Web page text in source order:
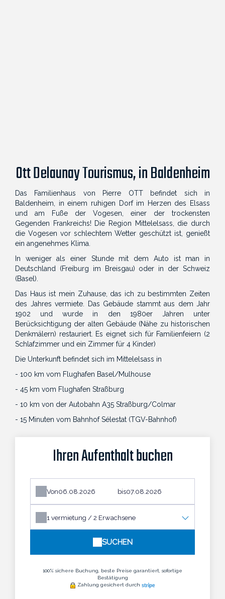
Ott Delaunay Tourismus, in Baldenheim
Das Familienhaus von Pierre OTT befindet sich in
Baldenheim, in einem ruhigen Dorf im Herzen des Elsass
und am Fuße der Vogesen, einer der trockensten
Gegenden Frankreichs! Die Region Mittelelsass, die durch
die Vogesen vor schlechtem Wetter geschützt ist, genießt
ein angenehmes Klima.
In weniger als einer Stunde mit dem Auto ist man in
Deutschland (Freiburg im Breisgau) oder in der Schweiz
(Basel).
Das Haus ist mein Zuhause, das ich zu bestimmten Zeiten
des Jahres vermiete. Das Gebäude stammt aus dem Jahr
1902 und wurde in den 1980er Jahren unter
Berücksichtigung der alten Gebäude (Nähe zu historischen
Denkmälern) restauriert. Es eignet sich für Familienfeiern (2
Schlafzimmer und ein Zimmer für 4 Kinder)
Die Unterkunft befindet sich im Mittelelsass in
- 100 km vom Flughafen Basel/Mulhouse
- 45 km vom Flughafen Straßburg
- 10 km von der Autobahn A35 Straßburg/Colmar
- 15 Minuten vom Bahnhof Sélestat (TGV-Bahnhof)
Ihren Aufenthalt buchen
Von bis
1 vermietung / 2 Erwachsene
SUCHEN
100% sichere Buchung, beste Preise garantiert, sofortige
Bestätigung
Zahlung gesichert durch